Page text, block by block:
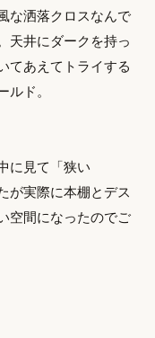
な洒落クロスなんで
天井にダークを持っ
てあえてトライする
ルド。
に見て「狭い
が実際に本棚とデス
空間になったのでご